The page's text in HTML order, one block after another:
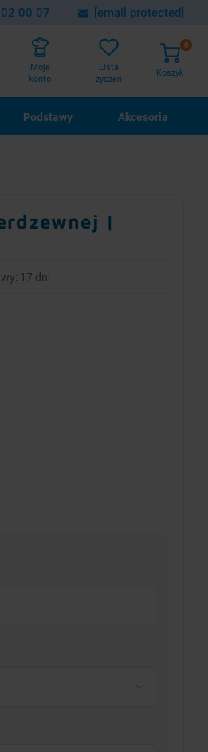
00 07 [email protected]
Moje
konto
Lista
życzeń
Koszyk
0
Podstawy Akcesoria
|
17 dni